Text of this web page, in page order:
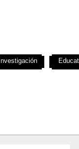
Investigación